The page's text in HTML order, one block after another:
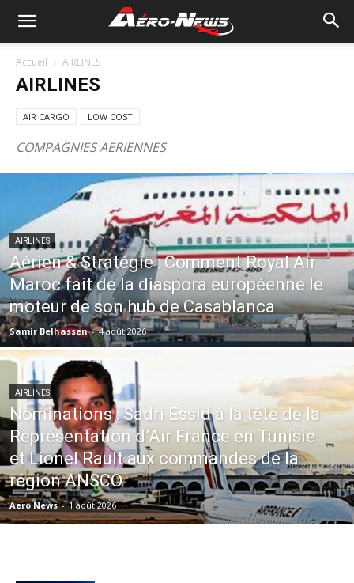
Accueil AIRLINES
AIRLINES
AIR CARGO LOW COST
COMPAGNIES AERIENNES
AIRLINES
Aérien & Stratégie : Comment Royal Air
Maroc fait de la diaspora européenne le
moteur de son hub de Casablanca
Samir Belhassen - 4 août 2026
AIRLINES
Nominations : Sadri Essid à la tête de la
Représentation d’Air France en Tunisie
et Lionel Rault aux commandes de la
région ANSCO
Aero News - 1 août 2026